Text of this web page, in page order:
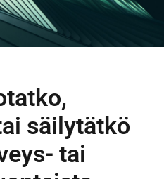
säilytätkö
tai